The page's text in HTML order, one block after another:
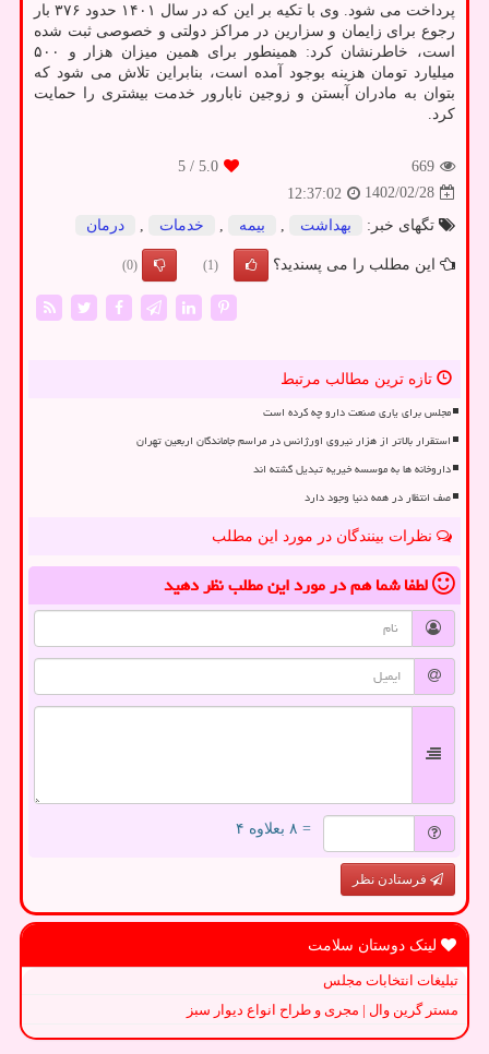
پرداخت می شود. وی با تکیه بر این که در سال ۱۴۰۱ حدود ۳۷۶ بار
رجوع برای زایمان و سزارین در مراکز دولتی و خصوصی ثبت شده
است، خاطرنشان کرد: همینطور برای همین میزان هزار و ۵۰۰
میلیارد تومان هزینه بوجود آمده است، بنابراین تلاش می شود که
بتوان به مادران آبستن و زوجین نابارور خدمت بیشتری را حمایت
کرد.
669
5.0
/ 5
1402/02/28
12:37:02
تگهای خبر:
بهداشت بیمه خدمات درمان
این مطلب را می پسندید؟ (1)
(0)
تازه ترین مطالب مرتبط
مجلس برای یاری صنعت دارو چه کرده است
استقرار بالاتر از هزار نیروی اورژانس در مراسم جاماندگان اربعین تهران
داروخانه ها به موسسه خیریه تبدیل گشته اند
صف انتظار در همه دنیا وجود دارد
نظرات بینندگان در مورد این مطلب
لطفا شما همدر مورد این مطلبنظر دهید
= ۸ بعلاوه ۴
فرستادن نظر
لینک دوستان سلامت
تبلیغات انتخابات مجلس
مستر گرین وال | مجری و طراح انواع دیوار سبز